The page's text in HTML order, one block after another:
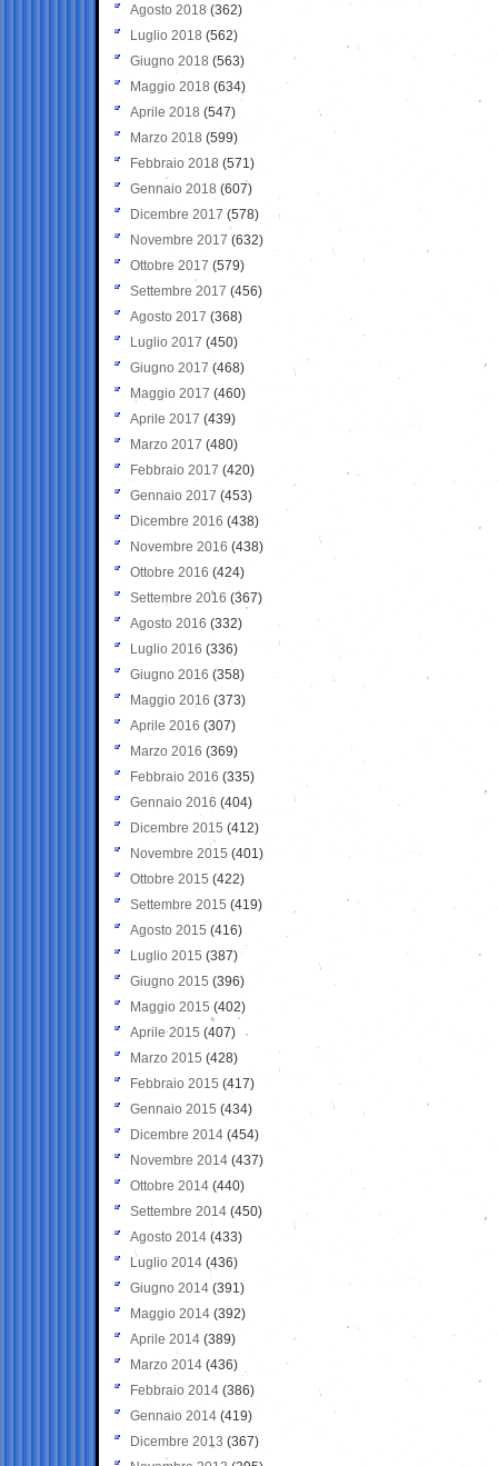
Agosto 2018 (362)
Luglio 2018 (562)
Giugno 2018 (563)
Maggio 2018 (634)
Aprile 2018 (547)
Marzo 2018 (599)
Febbraio 2018 (571)
Gennaio 2018 (607)
Dicembre 2017 (578)
Novembre 2017 (632)
Ottobre 2017 (579)
Settembre 2017 (456)
Agosto 2017 (368)
Luglio 2017 (450)
Giugno 2017 (468)
Maggio 2017 (460)
Aprile 2017 (439)
Marzo 2017 (480)
Febbraio 2017 (420)
Gennaio 2017 (453)
Dicembre 2016 (438)
Novembre 2016 (438)
Ottobre 2016 (424)
Settembre 2016 (367)
Agosto 2016 (332)
Luglio 2016 (336)
Giugno 2016 (358)
Maggio 2016 (373)
Aprile 2016 (307)
Marzo 2016 (369)
Febbraio 2016 (335)
Gennaio 2016 (404)
Dicembre 2015 (412)
Novembre 2015 (401)
Ottobre 2015 (422)
Settembre 2015 (419)
Agosto 2015 (416)
Luglio 2015 (387)
Giugno 2015 (396)
Maggio 2015 (402)
Aprile 2015 (407)
Marzo 2015 (428)
Febbraio 2015 (417)
Gennaio 2015 (434)
Dicembre 2014 (454)
Novembre 2014 (437)
Ottobre 2014 (440)
Settembre 2014 (450)
Agosto 2014 (433)
Luglio 2014 (436)
Giugno 2014 (391)
Maggio 2014 (392)
Aprile 2014 (389)
Marzo 2014 (436)
Febbraio 2014 (386)
Gennaio 2014 (419)
Dicembre 2013 (367)